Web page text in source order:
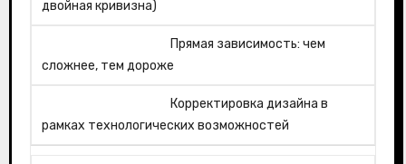
двойная кривизна)
Прямая зависимость: чем
сложнее, тем дороже
Корректировка дизайна в
рамках технологических возможностей